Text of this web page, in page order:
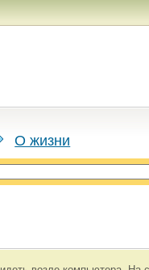
О жизни